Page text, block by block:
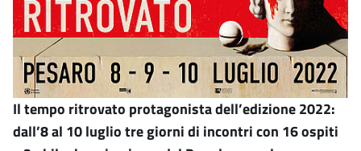
Il tempo ritrovato protagonista dell’edizione 2022:
dall’8 al 10 luglio tre giorni di incontri con 16 ospiti